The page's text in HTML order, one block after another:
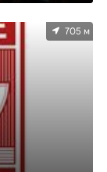
705 м